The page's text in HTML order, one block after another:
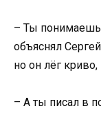
– Ты
объяснял
но он лёг
– А ты писал в